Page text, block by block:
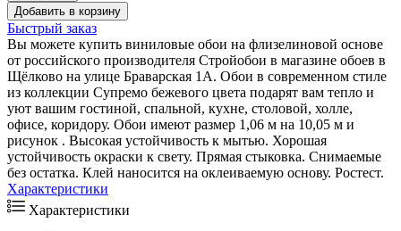
Добавить в корзину
Быстрый заказ
Вы можете купить виниловые обои на флизелиновой основе
от российского производителя Стройобои в магазине обоев в
Щёлково на улице Браварская 1А. Обои в современном стиле
из коллекции Супремо бежевого цвета подарят вам тепло и
уют вашим гостиной, спальной, кухне, столовой, холле,
офисе, коридору. Обои имеют размер 1,06 м на 10,05 м и
рисунок . Высокая устойчивость к мытью. Хорошая
устойчивость окраски к свету. Прямая стыковка. Снимаемые
без остатка. Клей наносится на оклеиваемую основу. Ростест.
Характеристики
Характеристики